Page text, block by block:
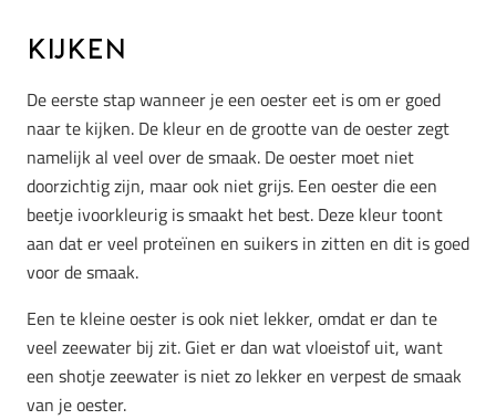
Kijken
De eerste stap wanneer je een oester eet is om er goed
naar te kijken. De kleur en de grootte van de oester zegt
namelijk al veel over de smaak. De oester moet niet
doorzichtig zijn, maar ook niet grijs. Een oester die een
beetje ivoorkleurig is smaakt het best. Deze kleur toont
aan dat er veel proteïnen en suikers in zitten en dit is goed
voor de smaak.
Een te kleine oester is ook niet lekker, omdat er dan te
veel zeewater bij zit. Giet er dan wat vloeistof uit, want
een shotje zeewater is niet zo lekker en verpest de smaak
van je oester.